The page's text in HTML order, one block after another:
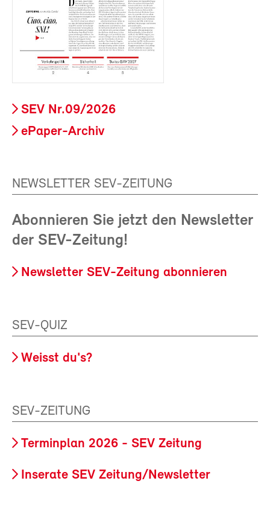
SEV Nr.09/2026
ePaper-Archiv
NEWSLETTER SEV-ZEITUNG
Abonnieren Sie jetzt den Newsletter
der SEV-Zeitung!
Newsletter SEV-Zeitung abonnieren
SEV-QUIZ
Weisst du's?
SEV-ZEITUNG
Terminplan 2026 - SEV Zeitung
Inserate SEV Zeitung/Newsletter